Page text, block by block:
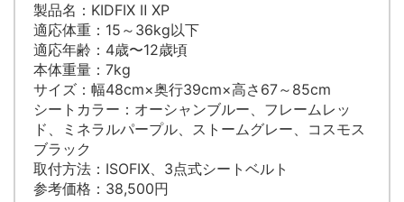
製品名：KIDFIX Ⅱ XP
適応体重：15～36kg以下
適応年齢：4歳〜12歳頃
本体重量：7kg
サイズ：幅48cm×奥行39cm×高さ67～85cm
シートカラー：オーシャンブルー、フレームレッ
ド、ミネラルパープル、ストームグレー、コスモス
ブラック
取付方法：ISOFIX、3点式シートベルト
参考価格：38,500円